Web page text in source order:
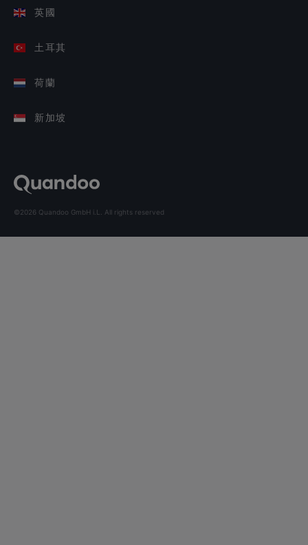
英國
土耳其
荷蘭
新加坡
©2026 Quandoo GmbH i.L. All rights reserved